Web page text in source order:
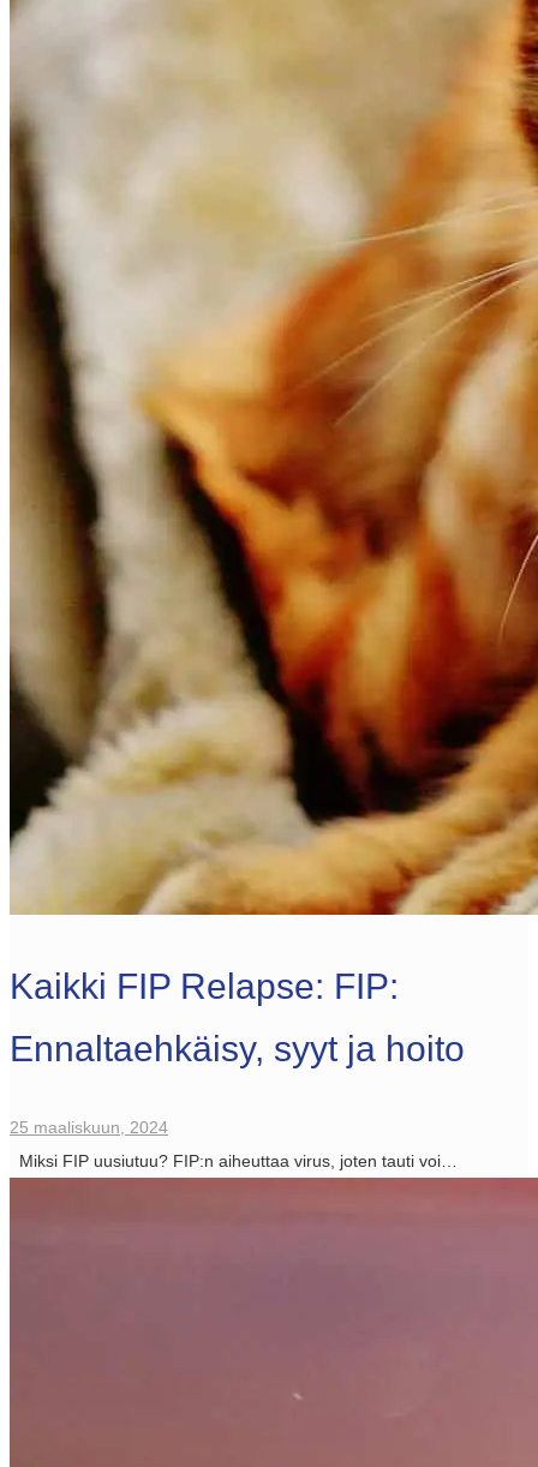
Kaikki FIP Relapse: FIP:
Ennaltaehkäisy, syyt ja hoito
25 maaliskuun, 2024
Miksi FIP uusiutuu? FIP:n aiheuttaa virus, joten tauti voi…